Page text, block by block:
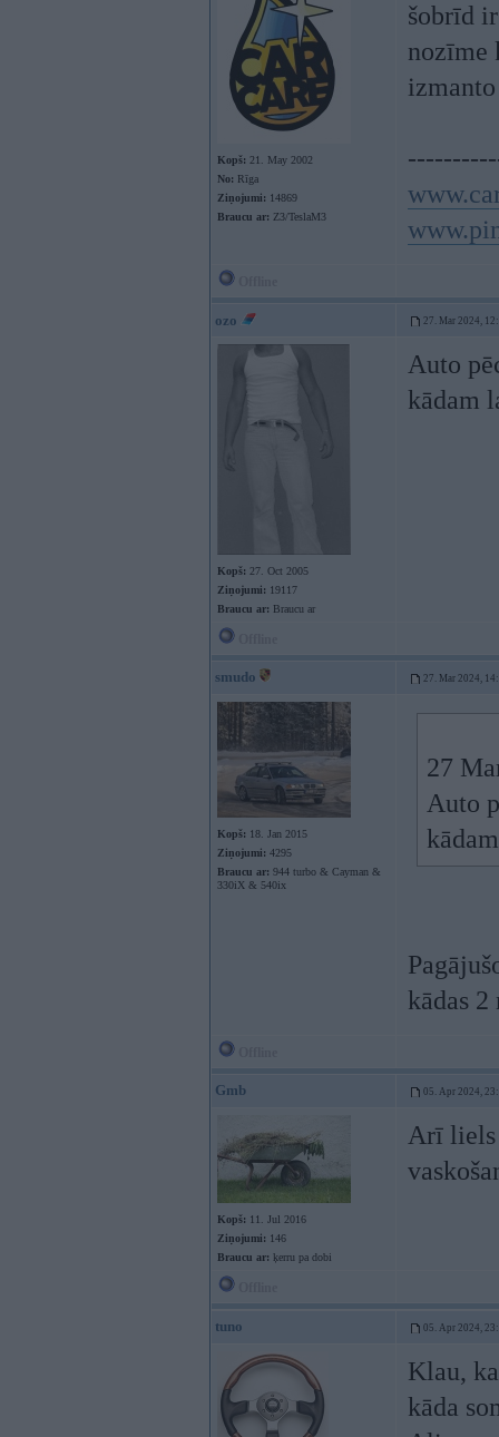
Kopš: 21. May 2002
No: Rīga
Ziņojumi: 14869
Braucu ar: Z3/TeslaM3
šobrīd
nozīme
ozo 27. Mar 2024,
Kopš: 27. Oct 2005
Ziņojumi: 19117
Braucu ar: Braucu ar
Auto
kādam
smudo 27. Mar 2024,
Kopš: 18. Jan 2015
Ziņojumi: 4295
Braucu ar: 944 turbo & Cayman &
330iX & 540ix
27
Auto
kādas
Gmb 05. Apr 2024,
Kopš: 11. Jul 2016
Ziņojumi: 146
Braucu ar: ķerru pa dobi
Arī liels
tuno 05. Apr 2024,
Klau,
kāda